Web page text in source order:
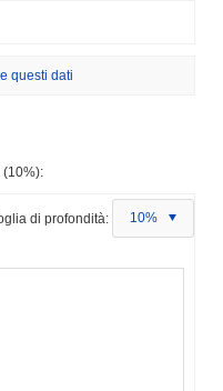
questi dati
(10%):
di profondità: 10%